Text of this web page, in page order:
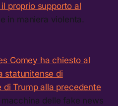
proprio supporto al
in maniera violenta.
Comey ha chiesto al
statunitense di
Trump alla precedente
macchina delle fake news